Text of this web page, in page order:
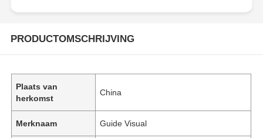
PRODUCTOMSCHRIJVING
Plaats van
herkomst
China
Merknaam Guide Visual